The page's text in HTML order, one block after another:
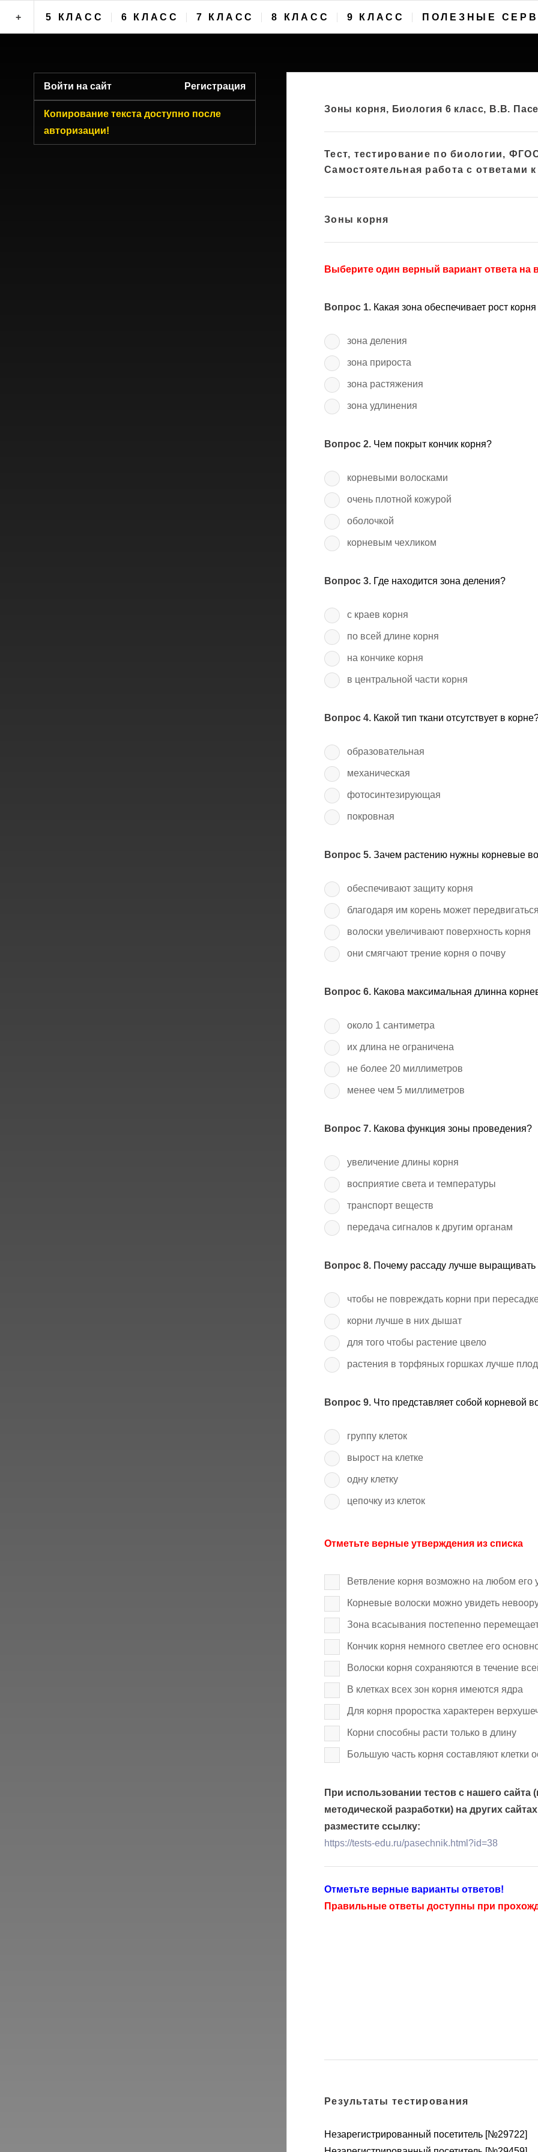
+ 5 КЛАСС 6 КЛАСС 7 КЛАСС 8 КЛАСС 9 КЛАСС ПОЛЕЗНЫЕ
Войти на сайт Регистрация
Копирование текста доступно после
авторизации!
Зоны корня, Биология 6 класс, В.В.
Тест, тестирование по биологии,
Самостоятельная работа с ответами
Зоны корня
Выберите один верный вариант ответа на
Вопрос 1.Какая зона обеспечивает рост
зона деления
зона прироста
зона растяжения
зона удлинения
Вопрос 2.Чем покрыт кончик корня?
корневыми волосками
очень плотной кожурой
оболочкой
корневым чехликом
Вопрос 3.Где находится зона деления?
с краев корня
по всей длине корня
на кончике корня
в центральной части корня
Вопрос 4.Какой тип ткани отсутствует в
образовательная
механическая
фотосинтезирующая
покровная
Вопрос 5.Зачем растению нужны корневые
обеспечивают защиту корня
благодаря им корень может
волоски увеличивают поверхность корня
они смягчают трение корня о почву
Вопрос 6.Какова максимальная длинна
около 1 сантиметра
их длина не ограничена
не более 20 миллиметров
менее чем 5 миллиметров
Вопрос 7.Какова функция зоны проведения?
увеличение длины корня
восприятие света и температуры
транспорт веществ
передача сигналов к другим органам
Вопрос 8.Почему рассаду лучше выращивать
чтобы не повреждать корни при
корни лучше в них дышат
для того чтобы растение цвело
растения в торфяных горшках лучше
Вопрос 9.Что представляет собой корневой
группу клеток
вырост на клетке
одну клетку
цепочку из клеток
Отметьте верные утверждения из списка
Ветвление корня возможно на любом его
Корневые волоски можно увидеть
Зона всасывания постепенно
Кончик корня немного светлее его
Волоски корня сохраняются в течение
В клетках всех зон корня имеются ядра
Для корня проростка характерен
Корни способны расти только в длину
Большую часть корня составляют клетки
При использовании тестов с нашего сайта
методической разработки) на других
разместите ссылку:
https://tests-edu.ru/pasechnik.html?id=38
Отметьте верные варианты ответов!
Правильные ответы доступны при
Результаты тестирования
Незарегистрированный посетитель [№29722]